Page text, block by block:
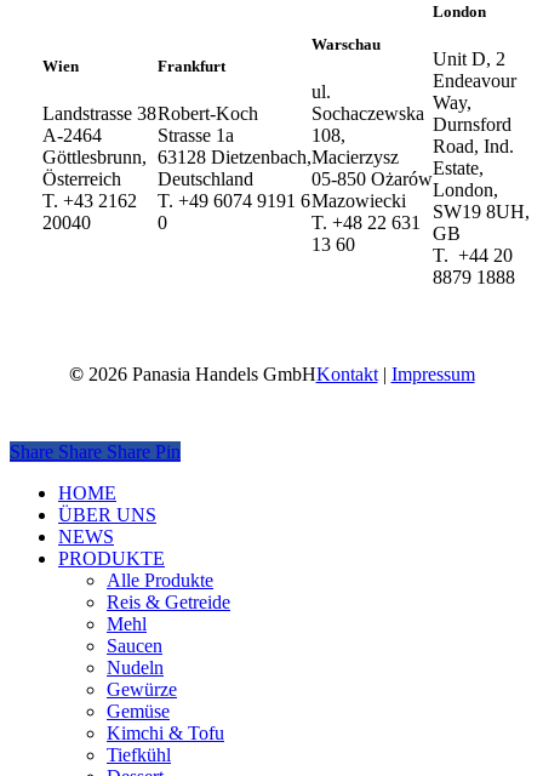
Wien
Landstrasse 38
A-2464
Göttlesbrunn,
Österreich
T. +43 2162
20040
Frankfurt
Robert-Koch
Strasse 1a
63128 Dietzenbach,
Deutschland
T. +49 6074 9191 6
0
Warschau
ul.
Sochaczewska
108,
Macierzysz
05-850 Ożarów
Mazowiecki
T. +48 22 631
13 60
London
Unit D, 2
Endeavour
Way,
Durnsford
Road, Ind.
Estate,
London,
SW19 8UH,
GB
T. +44 20
8879 1888
© 2026Panasia Handels GmbHKontakt| Impressum
Share Share Share Pin
Close
Menu
HOME
ÜBER UNS
NEWS
PRODUKTE
Alle Produkte
Reis & Getreide
Mehl
Saucen
Nudeln
Gewürze
Gemüse
Kimchi & Tofu
Tiefkühl